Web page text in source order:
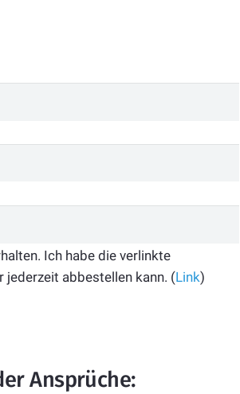
Ich habe die verlinkte
jederzeit abbestellen kann. (Link)
Ansprüche: